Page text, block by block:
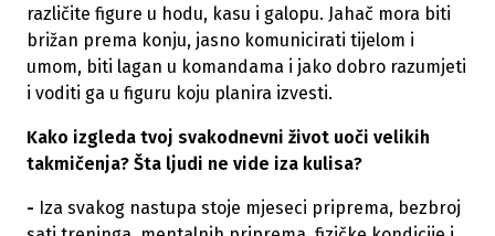
različite figure u hodu, kasu i galopu. Jahač mora biti
brižan prema konju, jasno komunicirati tijelom i
umom, biti lagan u komandama i jako dobro razumjeti
i voditi ga u figuru koju planira izvesti.
Kako izgleda tvoj svakodnevni život uoči velikih
takmičenja? Šta ljudi ne vide iza kulisa?
- Iza svakog nastupa stoje mjeseci priprema, bezbroj